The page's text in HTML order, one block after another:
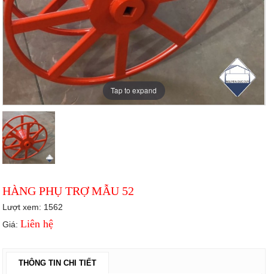
Tap to expand
HÀNG PHỤ TRỢ MẪU 52
Lượt xem: 1562
Giá: Liên hệ
THÔNG TIN CHI TIẾT